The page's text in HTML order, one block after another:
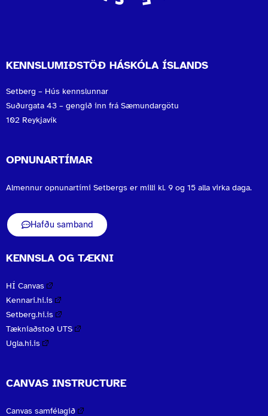
KENNSLUMIÐSTÖÐ HÁSKÓLA ÍSLANDS
Setberg – Hús kennslunnar
Suðurgata 43 – gengið inn frá Sæmundargötu
102 Reykjavík
OPNUNARTÍMAR
Almennur opnunartími Setbergs er milli kl. 9 og 15 alla virka daga.
Hafðu samband
KENNSLA OG TÆKNI
HÍ Canvas
Kennari.hi.is
Setberg.hi.is
Tækniaðstoð UTS
Ugla.hi.is
CANVAS INSTRUCTURE
Canvas samfélagið